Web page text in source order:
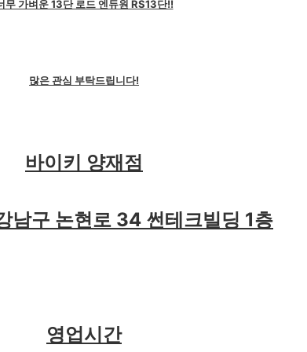
무 가벼운 13단 로드 엔듀원 RS13단!!
많은 관심 부탁드립니다!
바이키 양재점
남구 논현로 34 썬테크빌딩 1층
영업시간